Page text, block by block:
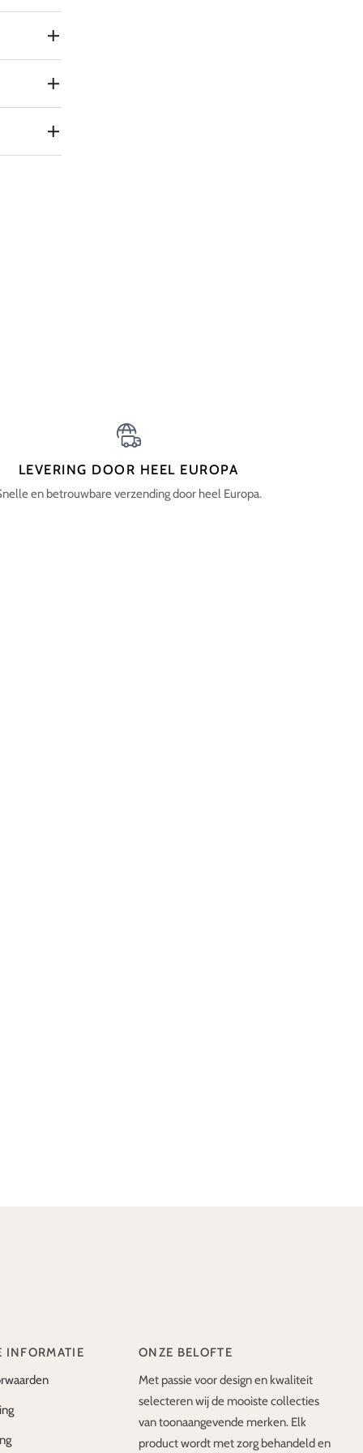
LEVERING DOOR HEEL EUROPA
en betrouwbare verzending door heel Europa.
INFORMATIE
ONZE BELOFTE
Met passie voor design en kwaliteit
selecteren wij de mooiste collecties
van toonaangevende merken. Elk
product wordt met zorg behandeld en